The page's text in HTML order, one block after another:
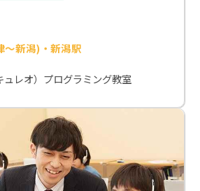
新潟)・新潟駅
ュレオ）プログラミング教室